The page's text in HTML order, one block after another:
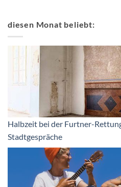
diesen Monat beliebt:
Halbzeit bei der Furtner-
Stadtgespräche